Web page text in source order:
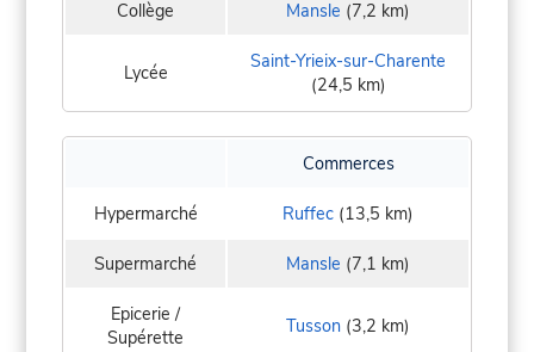
Collège Mansle (7,2 km)
Lycée
Saint-Yrieix-sur-Charente
(24,5 km)
Commerces
Hypermarché Ruffec (13,5 km)
Supermarché Mansle (7,1 km)
Epicerie /
Supérette
Tusson (3,2 km)